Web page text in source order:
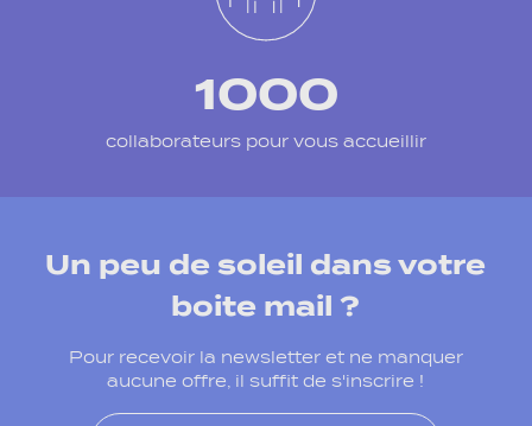
1000
collaborateurs pour vous accueillir
Un peu de soleil dans votre
boite mail ?
Pour recevoir la newsletter et ne manquer
aucune offre, il suffit de s'inscrire !